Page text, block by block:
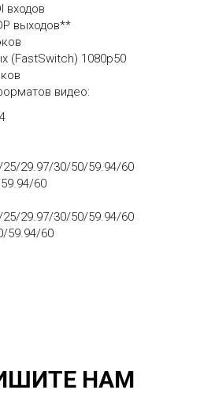
входов
выходов**
(FastSwitch) 1080p50
видео:
25/29.97/30/50/59.94/60
60
25/29.97/30/50/59.94/60
59.94/60
НАМ